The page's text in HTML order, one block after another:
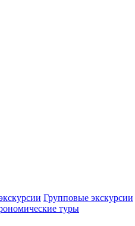
Групповые экскурсии
туры